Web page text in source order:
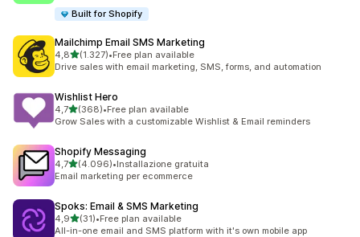
Built for Shopify
Mailchimp Email SMS Marketing
4,8stelle su 5
(1.327)
1327 recensioni totali
•Free plan available
Drive sales with email marketing, SMS, forms, and automation
Wishlist Hero
4,7stelle su 5
(368)
368 recensioni totali
•Free plan available
Grow Sales with a customizable Wishlist & Email reminders
Shopify Messaging
4,7stelle su 5
(4.096)
4096 recensioni totali
•Installazione gratuita
Email marketing per ecommerce
Spoks: Email & SMS Marketing
4,9stelle su 5
(31)
31 recensioni totali
•Free plan available
All-in-one email and SMS platform with it's own mobile app